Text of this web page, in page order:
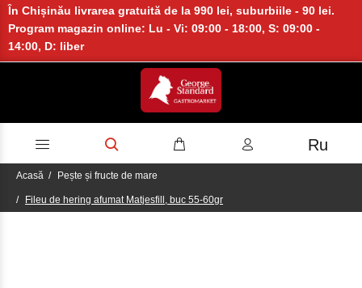
În Chișinău livrarea gratuită de la 990 lei, suburbiile - 90 lei.
Program magazin online: Lu - Vi: 09:00 - 18:00, S: 09:00 -
14:00, D: liber
Ru
Acasă Pește și fructe de mare
Fileu de hering afumat Matjesfill, buc 55-60gr